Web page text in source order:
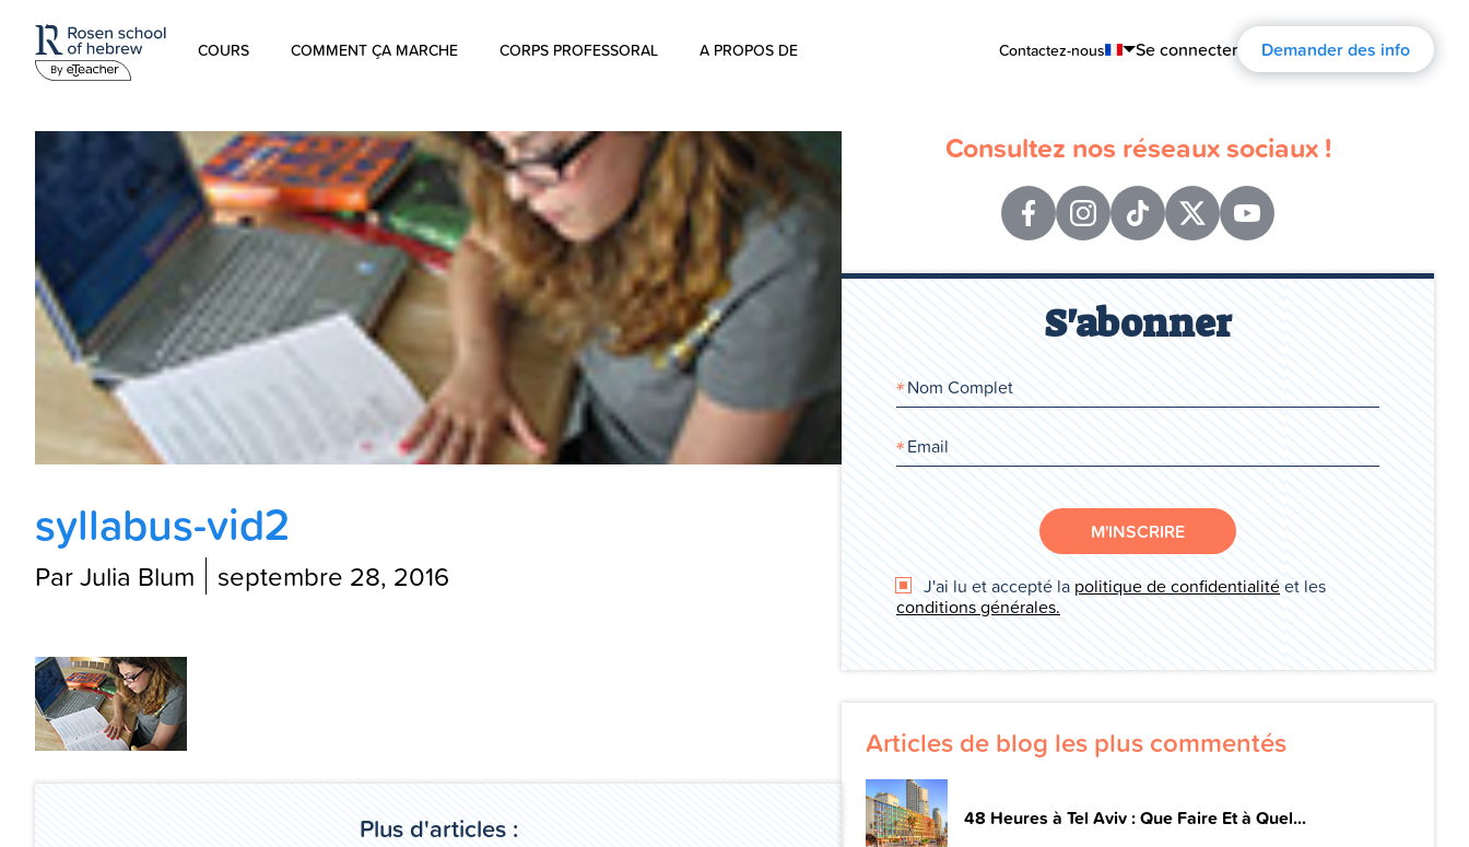
Contactez-nous
Português
Español
Français
Deutsch
Русский
Se connecter Demander des info
COURS
L’hébreu pour les enfants
Hébreu Biblique
COMMENT ÇA MARCHE CORPS PROFESSORAL A PROPOS DE
Commentaires
L’histoire d’ Aharon Rosen
Certification
syllabus-vid2
Par Julia Blum septembre 28, 2016
Plus d'articles :
Consultez nos réseaux sociaux !
S'abonner
M'INSCRIRE
J'ai lu et accepté la politique de confidentialitéet les
conditions générales.
Articles de blog les plus commentés
48 Heures à Tel Aviv : Que Faire Et à Quel...